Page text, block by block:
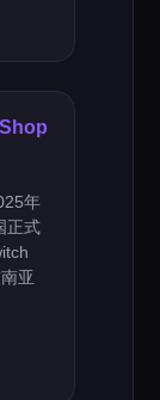
年
正式
亚